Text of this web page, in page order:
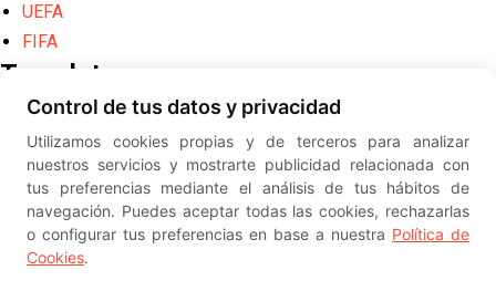
UEFA
FIFA
Translate
Powered by
Translate
Diseño web creado por Erick
© ElSevillista.es - Información sobre
el Sevilla FC, Sevilla Atlético, Sevilla Femenino y su Cantera
-- --
Control de tus datos y privacidad
Utilizamos cookies propias y de terceros para analizar
nuestros servicios y mostrarte publicidad relacionada con
tus preferencias mediante el análisis de tus hábitos de
navegación. Puedes aceptar todas las cookies, rechazarlas
o configurar tus preferencias en base a nuestra Política de
Cookies.
2026